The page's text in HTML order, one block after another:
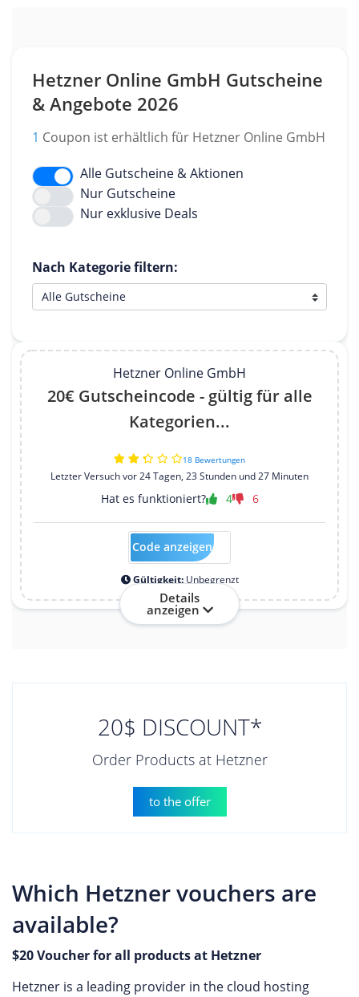
Hetzner Online GmbH Gutscheine
& Angebote 2026
1 Coupon ist erhältlich für Hetzner Online GmbH
Alle Gutscheine & Aktionen
Nur Gutscheine
Nur exklusive Deals
Nach Kategorie filtern:
Hetzner Online GmbH
20€ Gutscheincode - gültig für alle
Kategorien...
18 Bewertungen
Letzter Versuch vor 24 Tagen, 23 Stunden und 27 Minuten
Hat es funktioniert? 4 6
Hosttest26
Code anzeigen
Gültigkeit:Unbegrenzt
Details
anzeigen
20$ DISCOUNT*
Order Products at Hetzner
to the offer
Which Hetzner vouchers are
available?
$20 Voucher for all products at Hetzner
Hetzner is a leading provider in the cloud hosting